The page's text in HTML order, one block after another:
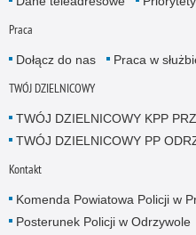
Praca
Dołącz do nas Praca w
TWÓJ DZIELNICOWY
TWÓJ DZIELNICOWY KPP
TWÓJ DZIELNICOWY PP
Kontakt
Komenda Powiatowa Policji w
Posterunek Policji w Odrzywole